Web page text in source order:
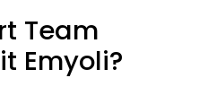
Team
Emyoli?